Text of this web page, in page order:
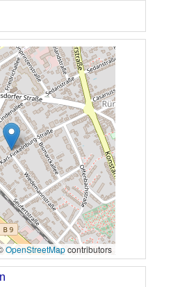
OpenStreetMapcontributors